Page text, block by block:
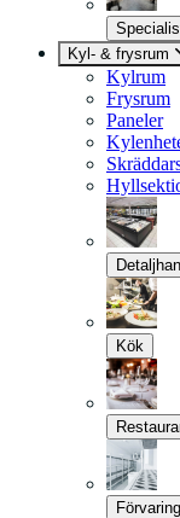
Kyl- & frysrum
Kylrum
Frysrum
Paneler
Kök
Förvaring